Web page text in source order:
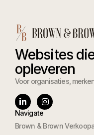
Websites
opleveren
Voor organisaties,
Navigate
Brown & Brown